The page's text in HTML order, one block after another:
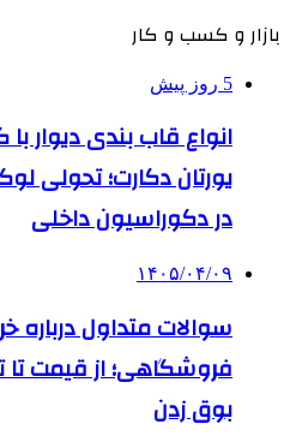
بازار و کسب و کار
5 روز پیش
انواع قاب بندی دیوار
یورتان دکارت؛ تحولی
در دکوراسیون داخلی
۱۴۰۵/۰۴/۰۹
سوالات متداول
فروشگاهی؛ از قیمت
بوق زدن